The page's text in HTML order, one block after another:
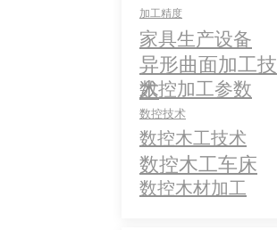
加工精度
家具生产设备
异形曲面加工技
术
数控加工参数
数控技术
数控木工技术
数控木工车床
数控木材加工